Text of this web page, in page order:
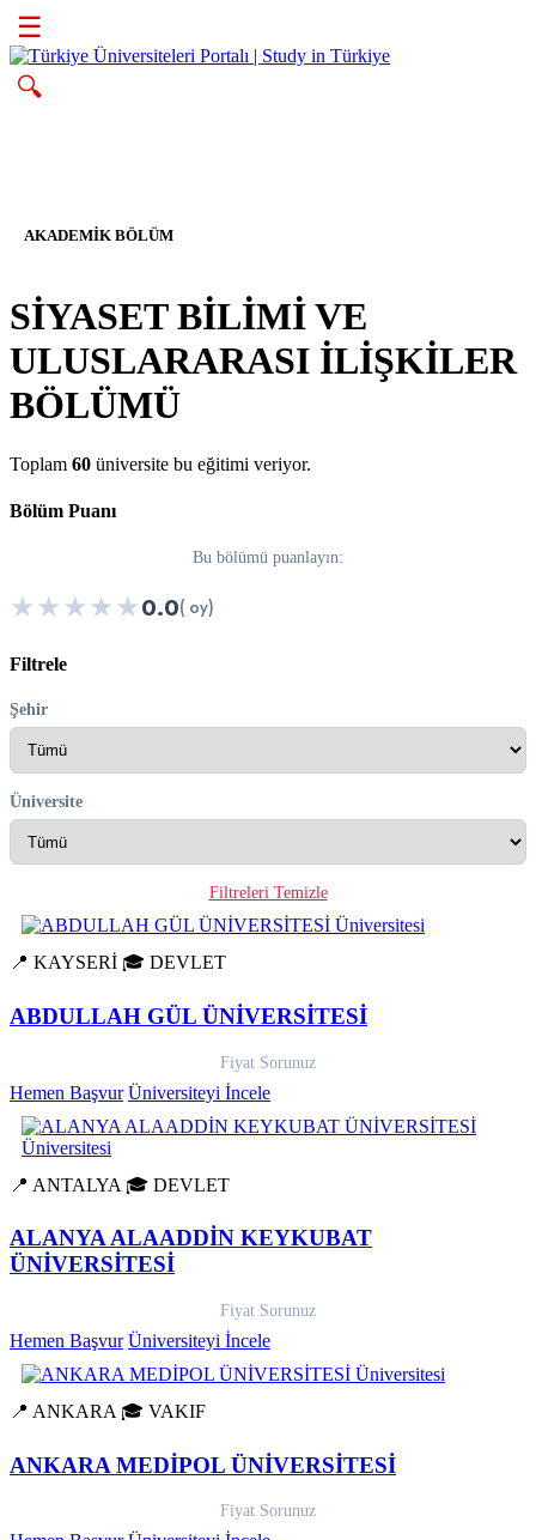
☰
🔍
AKADEMIK BÖLÜM
SİYASET BİLİMİ VE
ULUSLARARASI İLİŞKİLER
BÖLÜMÜ
Toplam 60 üniversite bu eğitimi veriyor.
Bölüm Puanı
Bu bölümü puanlayın:
★★★★★0.0( oy)
Filtrele
Şehir
Üniversite
Filtreleri Temizle
📍 KAYSERİ 🎓 DEVLET
ABDULLAH GÜL ÜNİVERSİTESİ
Fiyat Sorunuz
Hemen Başvur Üniversiteyi İncele
📍 ANTALYA 🎓 DEVLET
ALANYA ALAADDİN KEYKUBAT
ÜNİVERSİTESİ
Fiyat Sorunuz
Hemen Başvur Üniversiteyi İncele
📍 ANKARA 🎓 VAKIF
ANKARA MEDİPOL ÜNİVERSİTESİ
Fiyat Sorunuz